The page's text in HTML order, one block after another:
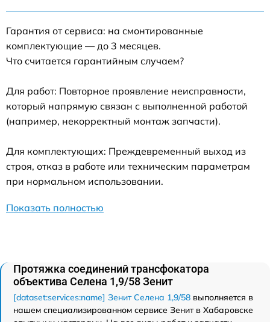
Гарантия от сервиса: на смонтированные
комплектующие — до 3 месяцев.
Что считается гарантийным случаем?
Для работ: Повторное проявление неисправности,
который напрямую связан с выполненной работой
(например, некорректный монтаж запчасти).
Для комплектующих: Преждевременный выход из
строя, отказ в работе или техническим параметрам
при нормальном использовании.
Показать полностью
Протяжка соединений трансфокатора
объектива Селена 1,9/58 Зенит
[dataset:services:name] Зенит Селена 1,9/58 выполняется в
нашем специализированном сервисе Зенит в Хабаровске